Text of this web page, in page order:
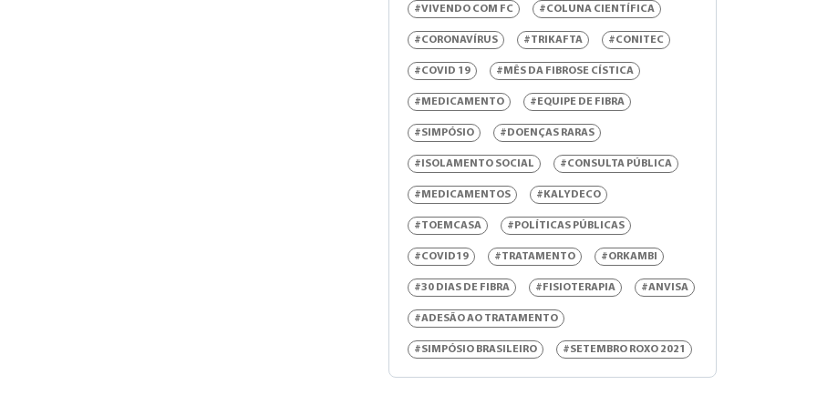
#VIVENDO COM FC #COLUNA CIENTÍFICA
#CORONAVÍRUS #TRIKAFTA #CONITEC
#COVID 19 #MÊS DA FIBROSE CÍSTICA
#MEDICAMENTO #EQUIPE DE FIBRA
#SIMPÓSIO #DOENÇAS RARAS
#ISOLAMENTO SOCIAL #CONSULTA PÚBLICA
#MEDICAMENTOS #KALYDECO
#TOEMCASA #POLÍTICAS PÚBLICAS
#COVID19 #TRATAMENTO #ORKAMBI
#30 DIAS DE FIBRA #FISIOTERAPIA #ANVISA
#ADESÃO AO TRATAMENTO
#SIMPÓSIO BRASILEIRO #SETEMBRO ROXO 2021